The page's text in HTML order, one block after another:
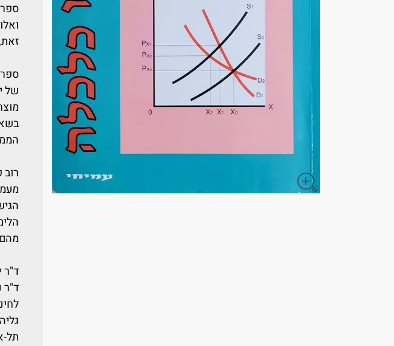
ספר
של
ד"ר
ד"ר
תל-